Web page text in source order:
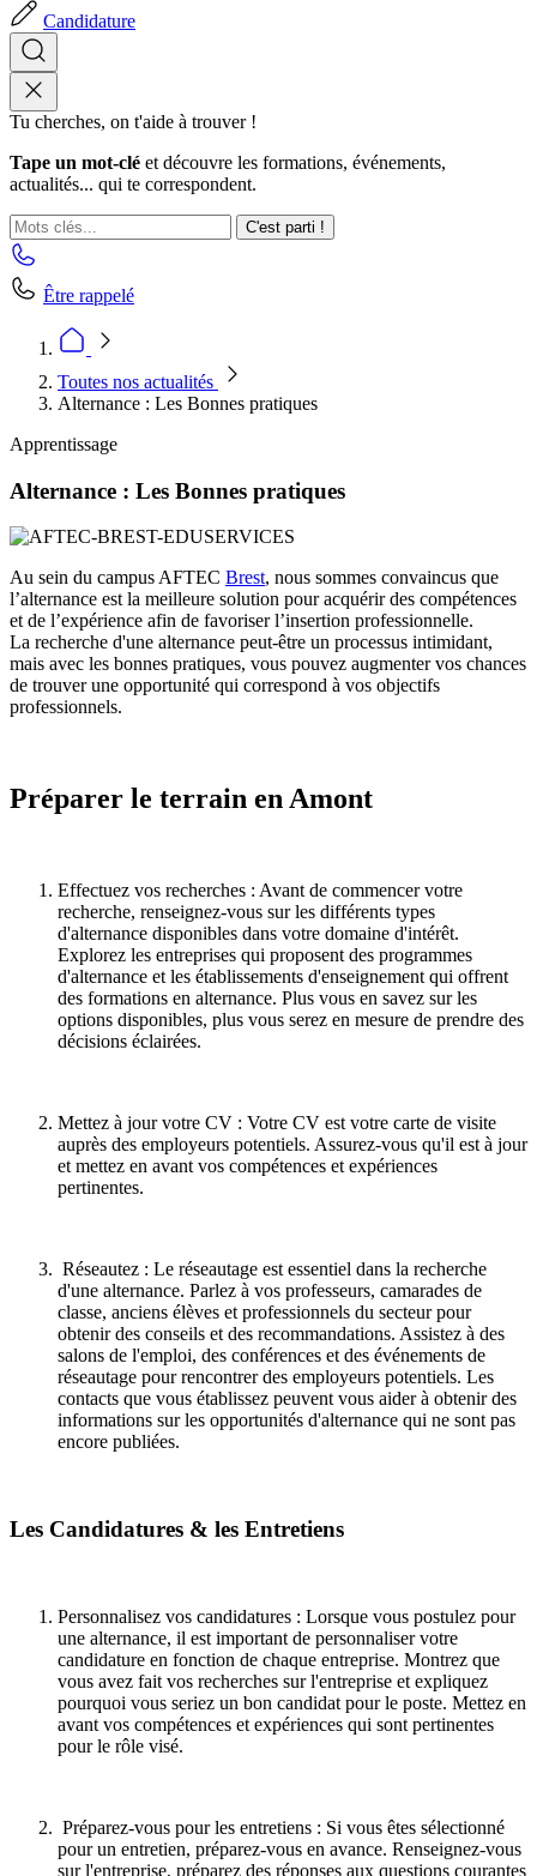
Candidature
Tu cherches, on t'aide à trouver !
Tape un mot-clé et découvre les formations, événements,
actualités... qui te correspondent.
C'est parti !
Être rappelé
Toutes nos actualités
Alternance : Les Bonnes pratiques
Apprentissage
Alternance : Les Bonnes pratiques
Au sein du campus AFTEC Brest, nous sommes convaincus que
l’alternance est la meilleure solution pour acquérir des compétences
et de l’expérience afin de favoriser l’insertion professionnelle.
La recherche d'une alternance peut-être un processus intimidant,
mais avec les bonnes pratiques, vous pouvez augmenter vos chances
de trouver une opportunité qui correspond à vos objectifs
professionnels.
Préparer le terrain en Amont
Effectuez vos recherches : Avant de commencer votre
recherche, renseignez-vous sur les différents types
d'alternance disponibles dans votre domaine d'intérêt.
Explorez les entreprises qui proposent des programmes
d'alternance et les établissements d'enseignement qui offrent
des formations en alternance. Plus vous en savez sur les
options disponibles, plus vous serez en mesure de prendre des
décisions éclairées.
Mettez à jour votre CV : Votre CV est votre carte de visite
auprès des employeurs potentiels. Assurez-vous qu'il est à jour
et mettez en avant vos compétences et expériences
pertinentes.
Réseautez : Le réseautage est essentiel dans la recherche
d'une alternance. Parlez à vos professeurs, camarades de
classe, anciens élèves et professionnels du secteur pour
obtenir des conseils et des recommandations. Assistez à des
salons de l'emploi, des conférences et des événements de
réseautage pour rencontrer des employeurs potentiels. Les
contacts que vous établissez peuvent vous aider à obtenir des
informations sur les opportunités d'alternance qui ne sont pas
encore publiées.
Les Candidatures & les Entretiens
Personnalisez vos candidatures : Lorsque vous postulez pour
une alternance, il est important de personnaliser votre
candidature en fonction de chaque entreprise. Montrez que
vous avez fait vos recherches sur l'entreprise et expliquez
pourquoi vous seriez un bon candidat pour le poste. Mettez en
avant vos compétences et expériences qui sont pertinentes
pour le rôle visé.
Préparez-vous pour les entretiens : Si vous êtes sélectionné
pour un entretien, préparez-vous en avance. Renseignez-vous
sur l'entreprise, préparez des réponses aux questions courantes